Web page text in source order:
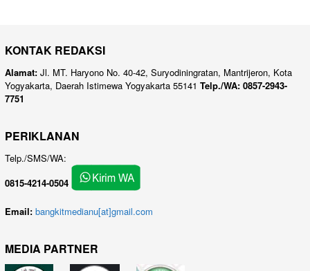
KONTAK REDAKSI
Alamat: Jl. MT. Haryono No. 40-42, Suryodiningratan, Mantrijeron, Kota
Yogyakarta, Daerah Istimewa Yogyakarta 55141 Telp./WA: 0857-2943-
7751
PERIKLANAN
Telp./SMS/WA:
0815-4214-0504
Email: bangkitmedianu[at]gmail.com
MEDIA PARTNER